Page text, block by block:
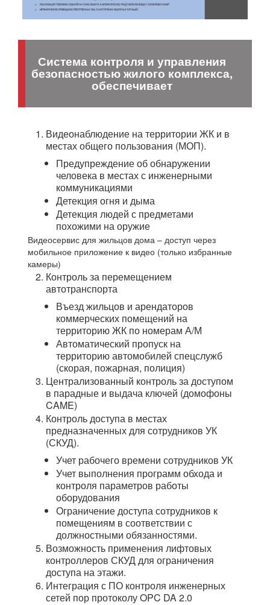
Система контроля и управления
безопасностью жилого комплекса,
обеспечивает
Видеонаблюдение на территории ЖК и в
местах общего пользования (МОП).
Предупреждение об обнаружении
человека в местах с инженерными
коммуникациями
Детекция огня и дыма
Детекция людей с предметами
похожими на оружие
Видеосервис для жильцов дома – доступ через
мобильное приложение к видео (только избранные
камеры)
Контроль за перемещением
автотранспорта
Въезд жильцов и арендаторов
коммерческих помещений на
территорию ЖК по номерам А/М
Автоматический пропуск на
территорию автомобилей спецслужб
(скорая, пожарная, полиция)
Централизованный контроль за доступом
в парадные и выдача ключей (домофоны
CAME)
Контроль доступа в местах
предназначенных для сотрудников УК
(СКУД).
Учет рабочего времени сотрудников УК
Учет выполнения программ обхода и
контроля параметров работы
оборудования
Ограничение доступа сотрудников к
помещениям в соответствии с
должностными обязанностями.
Возможность применения лифтовых
контроллеров СКУД для ограничения
доступа на этажи.
Интеграция с ПО контроля инженерных
сетей пор протоколу OPC DA 2.0